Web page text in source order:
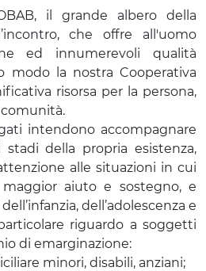
il grande albero della
che offre all'uomo
ed innumerevoli qualità
modo la nostra Cooperativa
risorsa per la persona,
comunità.
intendono accompagnare
stadi della propria esistenza,
alle situazioni in cui
maggior aiuto e sostegno, e
dell’adolescenza e
riguardo a soggetti
di emarginazione:
minori, disabili, anziani;